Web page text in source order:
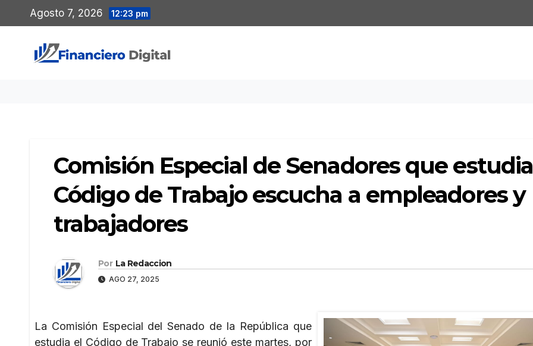
al
contenido
Agosto 7, 2026 12:23 pm
Comisión Especial de Senadores que estudia
Código de Trabajo escucha a empleadores y
trabajadores
Por La Redaccion
AGO 27, 2025
La Comisión Especial del Senado de la República que
estudia el Código de Trabajo se reunió este martes, por